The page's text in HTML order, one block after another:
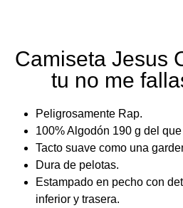
Camiseta Jesus
tu no me
Peligrosamente Rap.
100% Algodón 190 g del
Tacto suave como una
Dura de pelotas.
Estampado en pecho con
inferior y trasera.